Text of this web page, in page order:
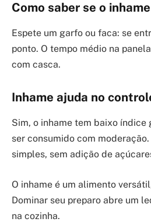
Como saber se o
Espete um garfo ou faca: se
ponto. O tempo médio na
com casca.
Inhame ajuda no
Sim, o inhame tem baixo índice
ser consumido com
simples, sem adição de
O inhame é um alimento
Dominar seu preparo abre um
na cozinha.